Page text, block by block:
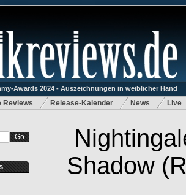
Awards 2024 - Auszeichnungen in weiblicher Hand
Reviews Release-Kalender News Live
Shadow